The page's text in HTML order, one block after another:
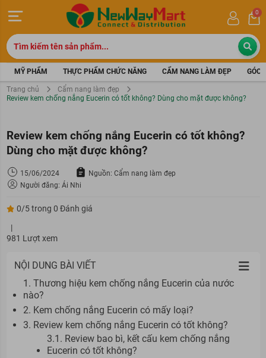
0
MỸ PHẨM THỰC PHẨM CHỨC NĂNG CẨM NANG LÀM ĐẸP GÓC
Trang chủ
Cẩm nang làm đẹp
Review kem chống nắng Eucerin có tốt không? Dùng cho mặt được không?
Review kem chống nắng Eucerin có tốt không?
Dùng cho mặt được không?
15/06/2024
Nguồn: Cẩm nang làm đẹp
Người đăng: Ái Nhi
0/5 trong 0 Đánh giá
|
981 Lượt xem
NỘI DUNG BÀI VIẾT
1. Thương hiệu kem chống nắng Eucerin của nước
nào?
2. Kem chống nắng Eucerin có mấy loại?
3. Review kem chống nắng Eucerin có tốt không?
3.1. Review bao bì, kết cấu kem chống nắng
Eucerin có tốt không?